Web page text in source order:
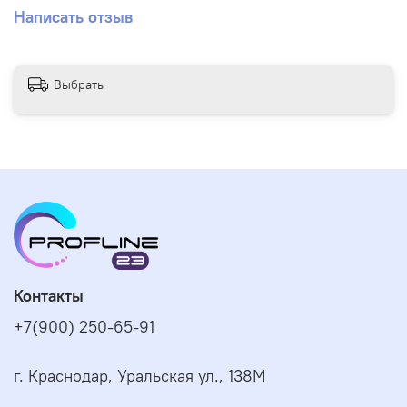
вишни.
Maybach).
Написать отзыв
Выбрать
Контакты
+7(900) 250-65-91
г. Краснодар, Уральская ул., 138М